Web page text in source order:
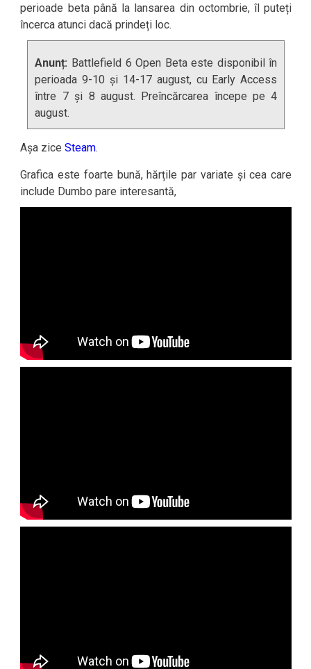
perioade beta până la lansarea din octombrie, îl puteți
încerca atunci dacă prindeți loc.
Anunț: Battlefield 6 Open Beta este disponibil în
perioada 9-10 și 14-17 august, cu Early Access
între 7 și 8 august. Preîncărcarea începe pe 4
august.
Așa ziceSteam.
Grafica este foarte bună, hărțile par variate și cea care
include Dumbo pare interesantă,